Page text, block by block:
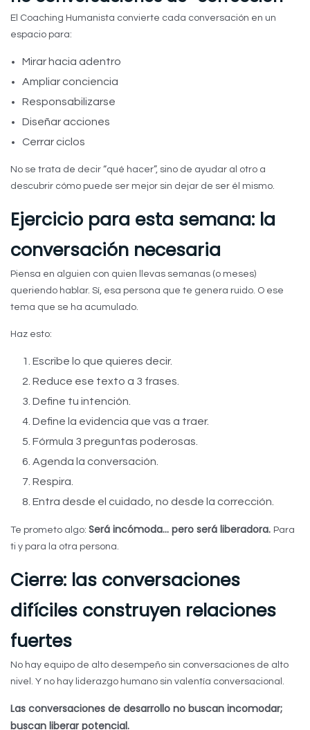
El Coaching Humanista convierte cada conversación en un
espacio para:
Mirar hacia adentro
Ampliar conciencia
Responsabilizarse
Diseñar acciones
Cerrar ciclos
No se trata de decir “qué hacer”, sino de ayudar al otro a
descubrir cómo puede ser mejor sin dejar de ser él mismo.
Ejercicio para esta semana: la
conversación necesaria
Piensa en alguien con quien llevas semanas (o meses)
queriendo hablar. Sí, esa persona que te genera ruido. O ese
tema que se ha acumulado.
Haz esto:
Escribe lo que quieres decir.
Reduce ese texto a 3 frases.
Define tu intención.
Define la evidencia que vas a traer.
Fórmula 3 preguntas poderosas.
Agenda la conversación.
Respira.
Entra desde el cuidado, no desde la corrección.
Te prometo algo: Será incómoda… pero será liberadora. Para
ti y para la otra persona.
Cierre: las conversaciones
difíciles construyen relaciones
fuertes
No hay equipo de alto desempeño sin conversaciones de alto
nivel. Y no hay liderazgo humano sin valentía conversacional.
Las conversaciones de desarrollo no buscan incomodar;
buscan liberar potencial.